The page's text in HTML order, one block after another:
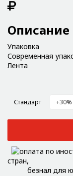
Описание
Упаковка
Современная
Лента
Стандарт
стран,
безнал для юр.